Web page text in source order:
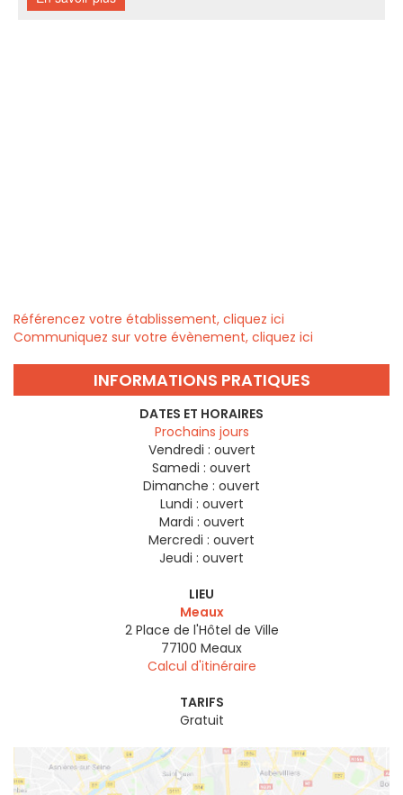
Référencez votre établissement, cliquez ici
Communiquez sur votre évènement, cliquez ici
INFORMATIONS PRATIQUES
DATES ET HORAIRES
Prochains jours
Vendredi : ouvert
Samedi : ouvert
Dimanche : ouvert
Lundi : ouvert
Mardi : ouvert
Mercredi : ouvert
Jeudi : ouvert
LIEU
Meaux
2 Place de l'Hôtel de Ville
77100 Meaux
Calcul d'itinéraire
TARIFS
Gratuit